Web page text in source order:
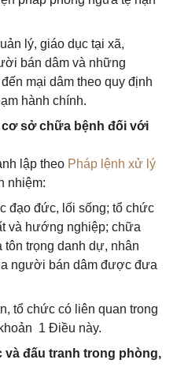
lý, giáo dục tại xã,
bán dâm và những
mại dâm theo quy định
hành chính.
cơ sở chữa bệnh đối với
lập theo Pháp lệnh xử lý
nhiệm:
đạo đức, lối sống; tổ chức
và hướng nghiệp; chữa
tôn trọng danh dự, nhân
người bán dâm được đưa
tổ chức có liên quan trong
1 Điều này.
và đấu tranh trong phòng,